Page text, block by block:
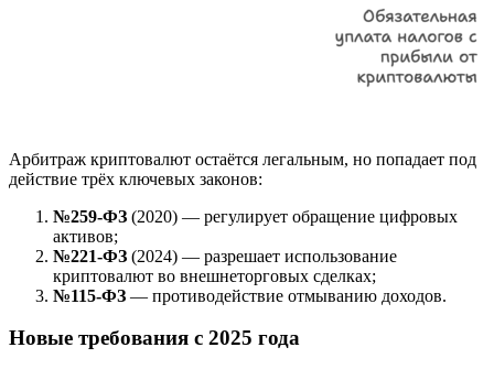
Арбитраж криптовалют остаётся легальным, но попадает под
действие трёх ключевых законов:
№259-ФЗ (2020) — регулирует обращение цифровых
активов;
№221-ФЗ (2024) — разрешает использование
криптовалют во внешнеторговых сделках;
№115-ФЗ — противодействие отмыванию доходов.
Новые требования с 2025 года